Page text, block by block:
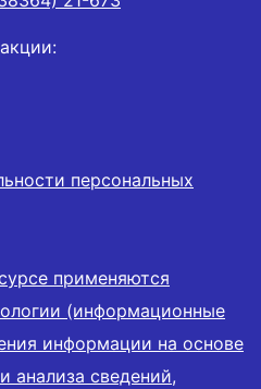
персональных
применяются
(информационные
информации на основе
анализа сведений,